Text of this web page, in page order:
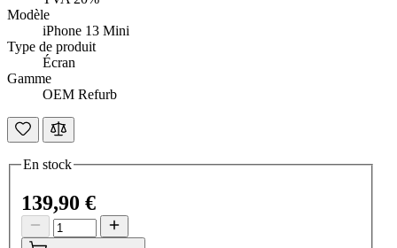
Modèle
iPhone 13 Mini
Type de produit
Écran
Gamme
OEM Refurb
En stock
139,90 €